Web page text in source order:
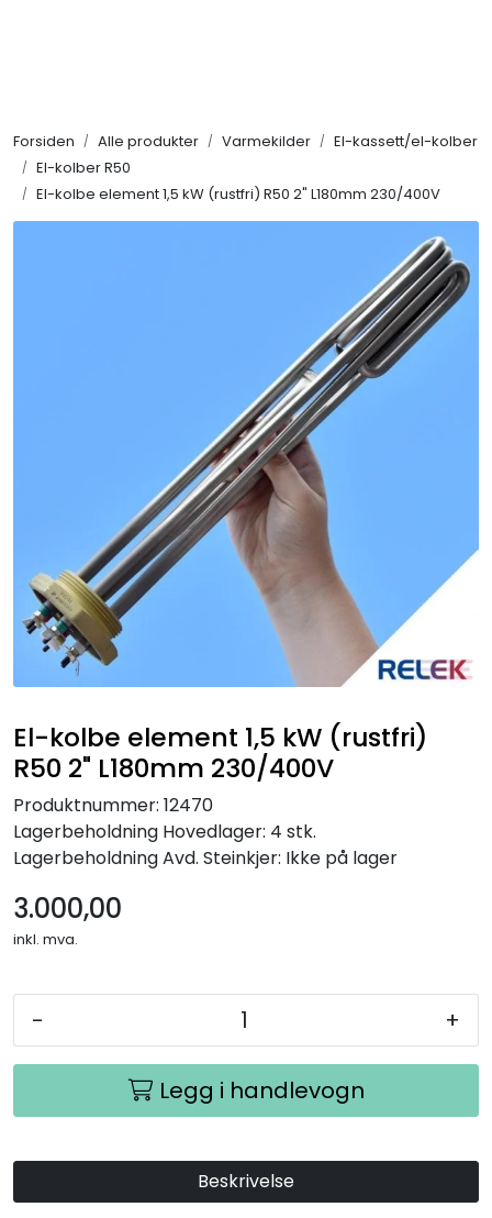
Forsiden Alle produkter Varmekilder
El-kassett/el-kolber
El-kolber R50
El-kolbe element 1,5 kW (rustfri) R50 2" L180mm 230/400V
El-kolbe element 1,5 kW (rustfri)
R50 2" L180mm 230/400V
Produktnummer: 12470
Lagerbeholdning Hovedlager: 4 stk.
LagerbeholdningAvd. Steinkjer: Ikke på lager
3.000,00
inkl. mva.
- +
Legg i handlevogn
Beskrivelse
KAMPANJER